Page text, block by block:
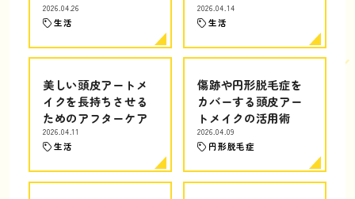
2026.04.26
生活
2026.04.14
生活
美しい頭皮アートメ
イクを長持ちさせる
ためのアフターケア
2026.04.11
生活
傷跡や円形脱毛症を
カバーする頭皮アー
トメイクの活用術
2026.04.09
円形脱毛症